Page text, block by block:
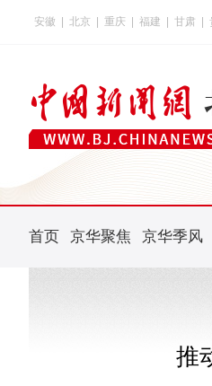
安徽 北京 重庆 福建 甘肃
首页 京华聚焦 京华季风
推